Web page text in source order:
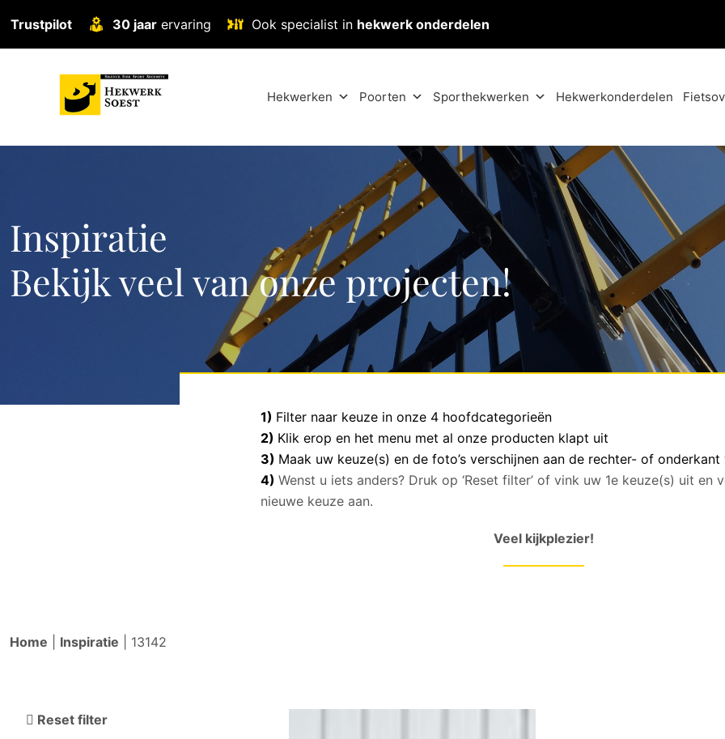
Trustpilot 30 jaar ervaring Ook specialist in hekwerk onderdelen
Hekwerken Poorten Sporthekwerken Hekwerkonderdelen
Inspiratie
Bekijk veel van onze projecten!
1) Filter naar keuze in onze 4 hoofdcategorieën
2) Klik erop en het menu met al onze producten klapt uit
3) Maak uw keuze(s) en de foto’s verschijnen aan de rechter- of onderkant
4) Wenst u iets anders? Druk op ‘Reset filter’ of vink uw 1e keuze(s) uit en
nieuwe keuze aan.
Veel kijkplezier!
Home Inspiratie 13142
Reset filter